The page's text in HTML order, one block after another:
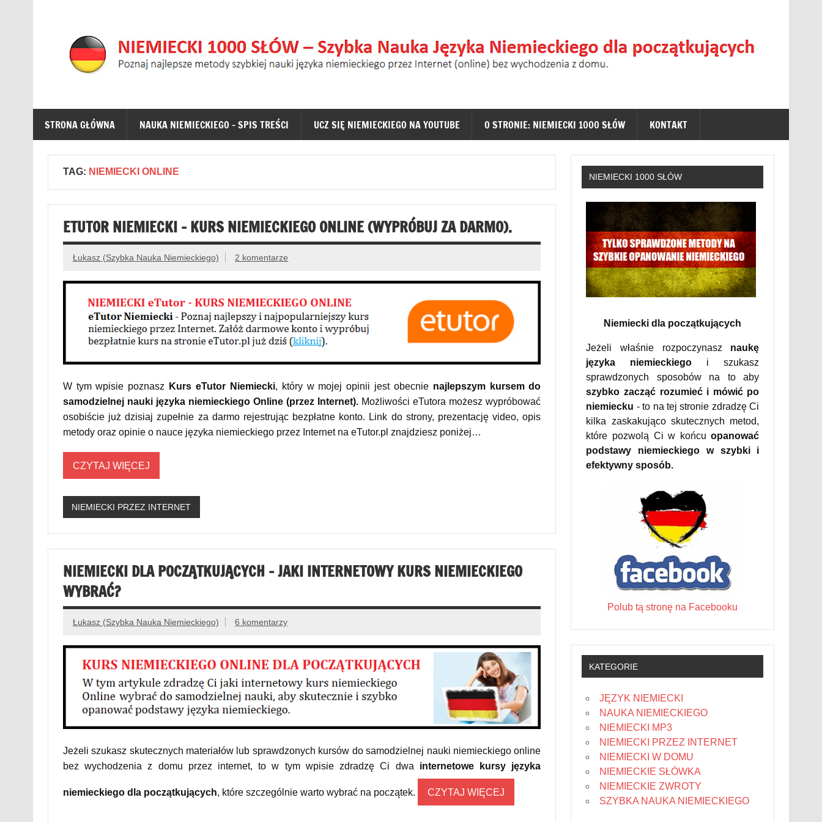
STRONA GŁÓWNA NAUKA NIEMIECKIEGO – SPIS TREŚCI UCZ SIĘ NIEMIECKIEGO NA YOUTUBE O STRONIE: NIEMIECKI 1000 SŁÓW KONTAKT
TAG: NIEMIECKI ONLINE
ETUTOR NIEMIECKI – KURS NIEMIECKIEGO ONLINE (WYPRÓBUJ ZA DARMO).
Łukasz (Szybka Nauka Niemieckiego) 2 komentarze
W tym wpisie poznasz Kurs eTutor Niemiecki, który w mojej opinii jest obecnie najlepszym kursem do
samodzielnej nauki języka niemieckiego Online (przez Internet). Możliwości eTutora możesz wypróbować
osobiście już dzisiaj zupełnie za darmo rejestrując bezpłatne konto. Link do strony, prezentację video, opis
metody oraz opinie o nauce języka niemieckiego przez Internet na eTutor.pl znajdziesz poniżej…
CZYTAJ WIĘCEJ
NIEMIECKI PRZEZ INTERNET
NIEMIECKI DLA POCZĄTKUJĄCYCH – JAKI INTERNETOWY KURS NIEMIECKIEGO
WYBRAĆ?
Łukasz (Szybka Nauka Niemieckiego) 6 komentarzy
Jeżeli szukasz skutecznych materiałów lub sprawdzonych kursów do samodzielnej nauki niemieckiego online
bez wychodzenia z domu przez internet, to w tym wpisie zdradzę Ci dwa internetowe kursy języka
niemieckiego dla początkujących, które szczególnie warto wybrać na początek. CZYTAJ WIĘCEJ
NIEMIECKI 1000 SŁÓW
Niemiecki dla początkujących
Jeżeli właśnie rozpoczynasz naukę
języka niemieckiego i szukasz
sprawdzonych sposobów na to aby
szybko zacząć rozumieć i mówić po
niemiecku - to na tej stronie zdradzę Ci
kilka zaskakująco skutecznych metod,
które pozwolą Ci w końcuopanować
podstawy niemieckiego w szybki i
efektywny sposób.
Polub tą stronę na Facebooku
KATEGORIE
JĘZYK NIEMIECKI
NAUKA NIEMIECKIEGO
NIEMIECKI MP3
NIEMIECKI PRZEZ INTERNET
NIEMIECKI W DOMU
NIEMIECKIE SŁÓWKA
NIEMIECKIE ZWROTY
SZYBKA NAUKA NIEMIECKIEGO